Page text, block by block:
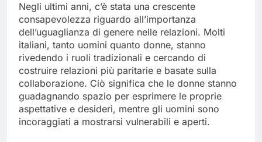
Negli ultimi anni, c’è stata una crescente
consapevolezza riguardo all’importanza
dell’uguaglianza di genere nelle relazioni. Molti
italiani, tanto uomini quanto donne, stanno
rivedendo i ruoli tradizionali e cercando di
costruire relazioni più paritarie e basate sulla
collaborazione. Ciò significa che le donne stanno
guadagnando spazio per esprimere le proprie
aspettative e desideri, mentre gli uomini sono
incoraggiati a mostrarsi vulnerabili e aperti.